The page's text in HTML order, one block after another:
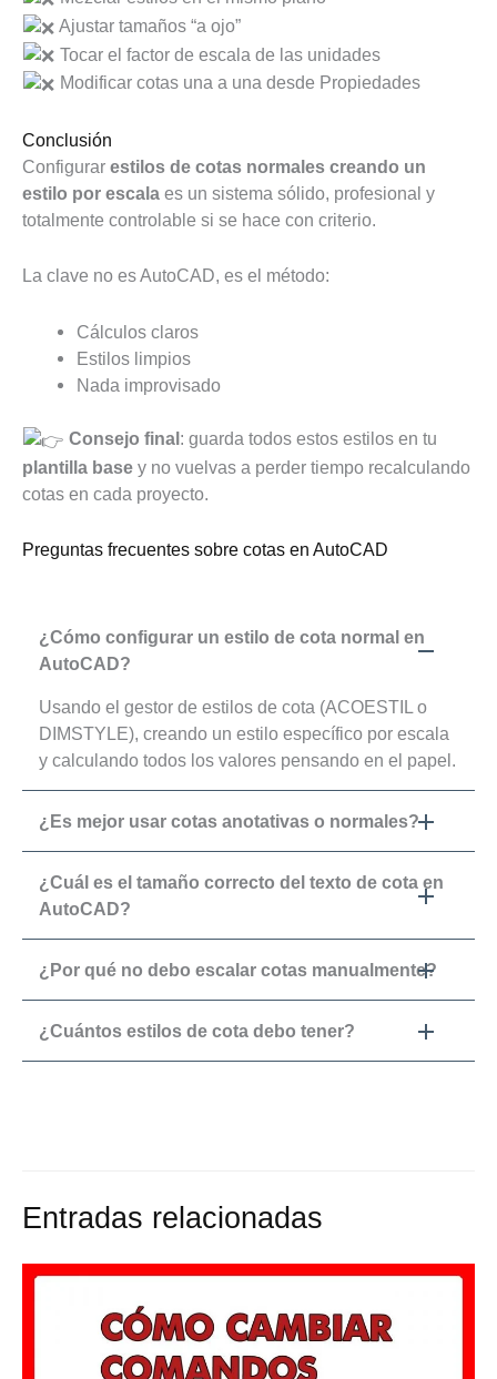
Ajustar tamaños “a ojo”
Tocar el factor de escala de las unidades
Modificar cotas una a una desde Propiedades
Conclusión
Configurar estilos de cotas normales creando un
estilo por escala es un sistema sólido, profesional y
totalmente controlable si se hace con criterio.
La clave no es AutoCAD, es el método:
Cálculos claros
Estilos limpios
Nada improvisado
Consejo final : guarda todos estos estilos en tu
plantilla base y no vuelvas a perder tiempo recalculando
cotas en cada proyecto.
Preguntas frecuentes sobre cotas en AutoCAD
¿Cómo configurar un estilo de cota normal en
AutoCAD?
Usando el gestor de estilos de cota (ACOESTIL o
DIMSTYLE), creando un estilo específico por escala
y calculando todos los valores pensando en el papel.
¿Es mejor usar cotas anotativas o normales?
¿Cuál es el tamaño correcto del texto de cota en
AutoCAD?
¿Por qué no debo escalar cotas manualmente?
¿Cuántos estilos de cota debo tener?
Entradas relacionadas